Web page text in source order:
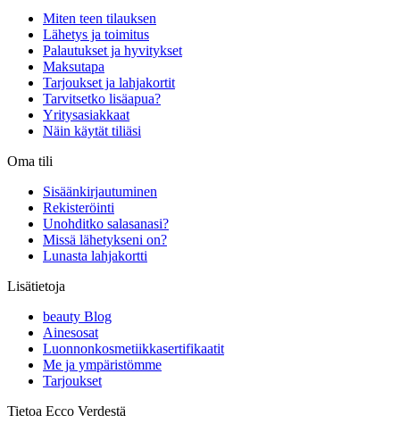
Miten teen tilauksen
Lähetys ja toimitus
Palautukset ja hyvitykset
Maksutapa
Tarjoukset ja lahjakortit
Tarvitsetko lisäapua?
Yritysasiakkaat
Näin käytät tiliäsi
Oma tili
Sisäänkirjautuminen
Rekisteröinti
Unohditko salasanasi?
Missä lähetykseni on?
Lunasta lahjakortti
Lisätietoja
beauty Blog
Ainesosat
Luonnonkosmetiikkasertifikaatit
Me ja ympäristömme
Tarjoukset
Tietoa Ecco Verdestä